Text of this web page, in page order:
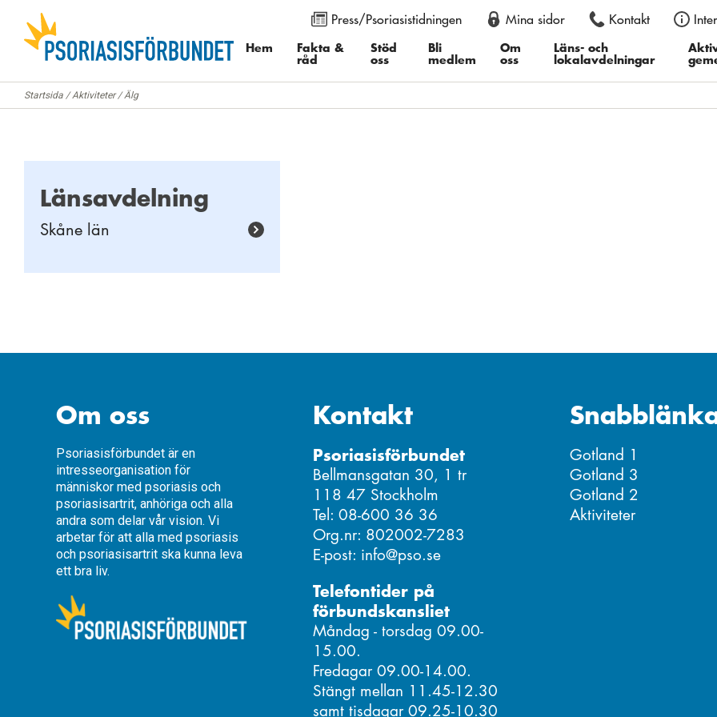
Använd knapparna för att ändra textstorleken på sidan. Du kan också justera storleken permanent i din webbläsare, genom
menyalternativet ”Visa”. I Internet Explorer och Firefox väljer du därefter ”Textstorlek”, i Google Chrome ”Zooma in” eller
”Zoomfaktor”.
Press/Psoriasistidningen Mina sidor Kontakt
Hem
Fakta &
råd
Stöd
oss
Bli
medlem
Om
oss
Läns- och
lokalavdelningar
Startsida /Aktiviteter/Älg
Länsavdelning
Skåne län
Om oss
Psoriasisförbundet är en
intresseorganisation för
människor med psoriasis och
psoriasisartrit, anhöriga och alla
andra som delar vår vision. Vi
arbetar för att alla med psoriasis
och psoriasisartrit ska kunna leva
ett bra liv.
Kontakt
Psoriasisförbundet
Bellmansgatan 30, 1 tr
118 47 Stockholm
Tel: 08-600 36 36
Org.nr: 802002-7283
E-post: info@pso.se
Telefontider på
förbundskansliet
Måndag - torsdag 09.00-
15.00.
Fredagar 09.00-14.00.
Stängt mellan 11.45-12.30
samt tisdagar 09.25-10.30
Gotland 1
Gotland 3
Gotland 2
Aktiviteter